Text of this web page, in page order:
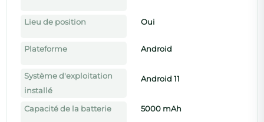
Lieu de position Oui
Plateforme Android
Système d'exploitation
installé
Android 11
Capacité de la batterie 5000 mAh